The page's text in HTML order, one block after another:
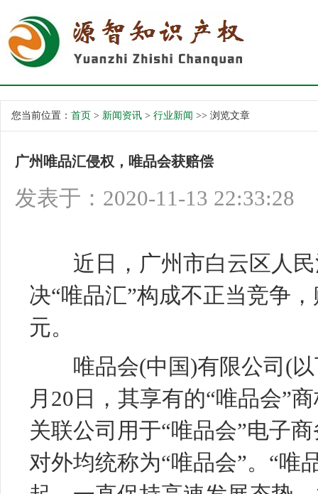
您当前位置： 首页 > 新闻资讯 > 行业新闻 >> 浏览文章
广州唯品汇侵权，唯品会获赔偿
发表于：2020-11-13 22:33:28
近日，广州市白云区人民
决“唯品汇”构成不正当竞争
元。
唯品会(中国)有限公司(以
月20日，其享有的“唯品会”
关联公司用于“唯品会”电子
对外均统称为“唯品会”。“唯